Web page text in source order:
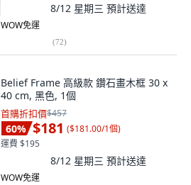
8/12 星期三 預計送達
WOW免運
(72)
Belief Frame 高級款 鑽石畫木框 30 x
40 cm, 黑色, 1個
首購折扣價$457
60% $181 ($181.00/1個)
運費 $195
8/12 星期三 預計送達
WOW免運